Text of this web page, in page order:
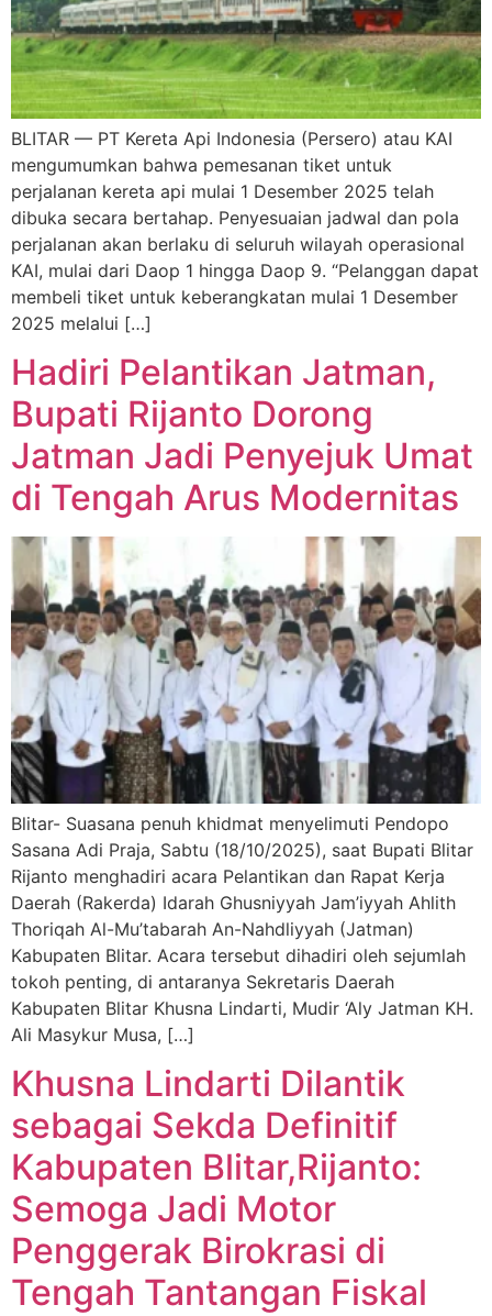
BLITAR — PT Kereta Api Indonesia (Persero) atau KAI
mengumumkan bahwa pemesanan tiket untuk
perjalanan kereta api mulai 1 Desember 2025 telah
dibuka secara bertahap. Penyesuaian jadwal dan pola
perjalanan akan berlaku di seluruh wilayah operasional
KAI, mulai dari Daop 1 hingga Daop 9. “Pelanggan dapat
membeli tiket untuk keberangkatan mulai 1 Desember
2025 melalui […]
Hadiri Pelantikan Jatman,
Bupati Rijanto Dorong
Jatman Jadi Penyejuk Umat
di Tengah Arus Modernitas
Blitar- Suasana penuh khidmat menyelimuti Pendopo
Sasana Adi Praja, Sabtu (18/10/2025), saat Bupati Blitar
Rijanto menghadiri acara Pelantikan dan Rapat Kerja
Daerah (Rakerda) Idarah Ghusniyyah Jam’iyyah Ahlith
Thoriqah Al-Mu’tabarah An-Nahdliyyah (Jatman)
Kabupaten Blitar. Acara tersebut dihadiri oleh sejumlah
tokoh penting, di antaranya Sekretaris Daerah
Kabupaten Blitar Khusna Lindarti, Mudir ‘Aly Jatman KH.
Ali Masykur Musa, […]
Khusna Lindarti Dilantik
sebagai Sekda Definitif
Kabupaten Blitar,Rijanto:
Semoga Jadi Motor
Penggerak Birokrasi di
Tengah Tantangan Fiskal